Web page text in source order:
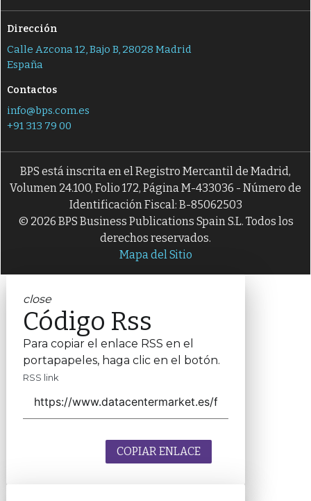
Dirección
Calle Azcona 12, Bajo B, 28028 Madrid
España
Contactos
info@bps.com.es
+91 313 79 00
BPS está inscrita en el Registro Mercantil de Madrid,
Volumen 24.100, Folio 172, Página M-433036 - Número de
Identificación Fiscal: B-85062503
© 2026 BPS Business Publications Spain S.L. Todos los
derechos reservados.
Mapa del Sitio
close
Código Rss
Para copiar el enlace RSS en el
portapapeles, haga clic en el botón.
RSS link
COPIAR ENLACE